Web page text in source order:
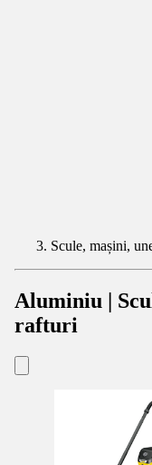
Scule, mașini,
Aluminiu |
rafturi